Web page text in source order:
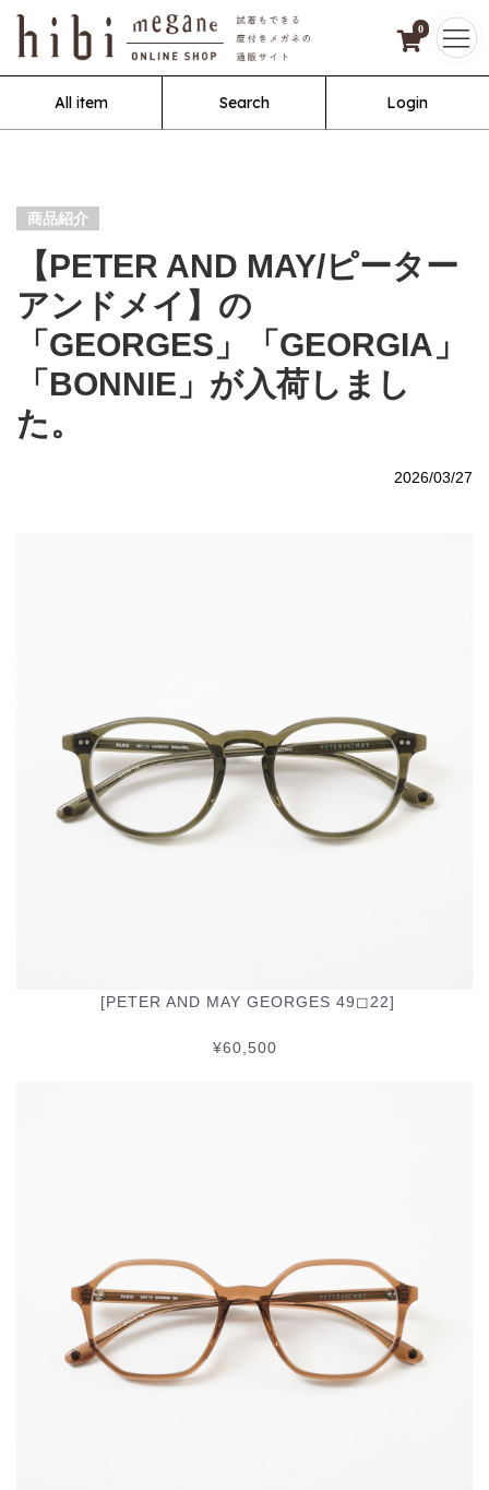
0
All item Search Login
商品紹介
【PETER AND MAY/ピーター
アンドメイ】の
「GEORGES」「GEORGIA」
「BONNIE」が入荷しまし
た。
2026/03/27
[PETER AND MAY GEORGES 49◻︎22]
¥60,500